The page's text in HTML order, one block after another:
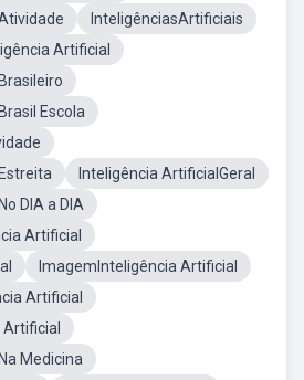
InteligênciasArtificiais
Artificial
Escola
Inteligência ArtificialGeral
DIA a DIA
Artificial
ImagemInteligência Artificial
Artificial
Medicina